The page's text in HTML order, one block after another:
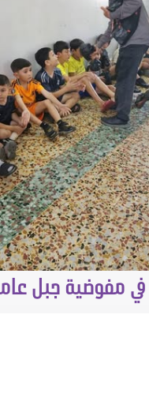
في مفوضية جبل